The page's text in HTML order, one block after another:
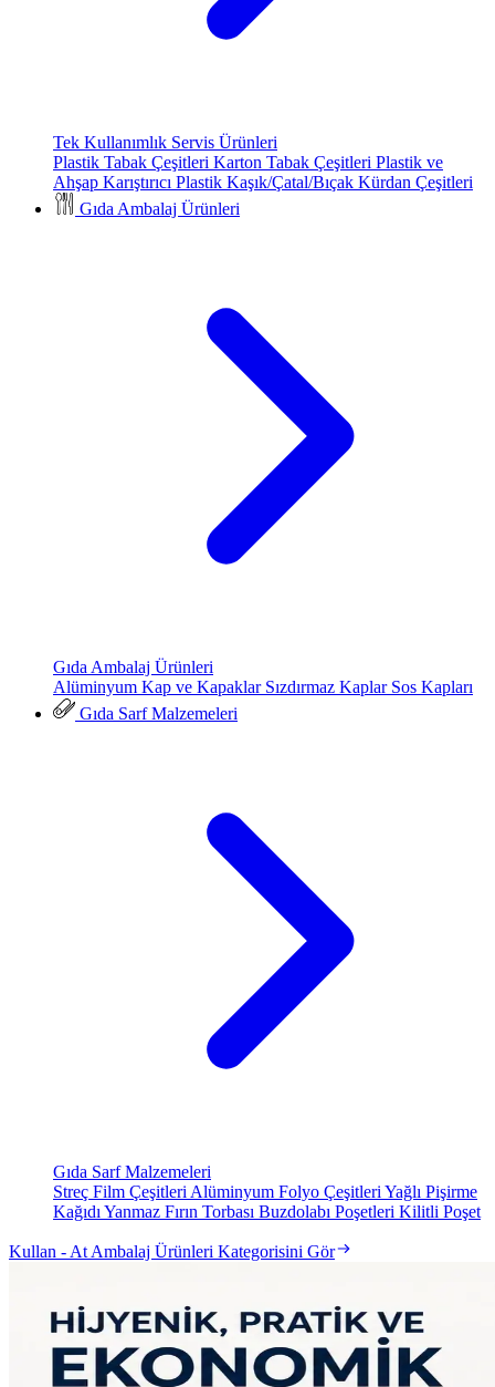
Tek Kullanımlık Servis Ürünleri
Plastik Tabak Çeşitleri Karton Tabak Çeşitleri Plastik ve
Ahşap Karıştırıcı Plastik Kaşık/Çatal/Bıçak Kürdan Çeşitleri
Gıda Ambalaj Ürünleri
Gıda Ambalaj Ürünleri
Alüminyum Kap ve Kapaklar Sızdırmaz Kaplar Sos Kapları
Gıda Sarf Malzemeleri
Gıda Sarf Malzemeleri
Streç Film Çeşitleri Alüminyum Folyo Çeşitleri Yağlı Pişirme
Kağıdı Yanmaz Fırın Torbası Buzdolabı Poşetleri Kilitli Poşet
Kullan - At Ambalaj Ürünleri Kategorisini Gör